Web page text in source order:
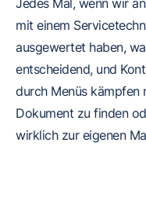
mit einem
ausgewertet haben,
entscheidend, und
durch Menüs kämpfen
Dokument zu finden
wirklich zur eigenen